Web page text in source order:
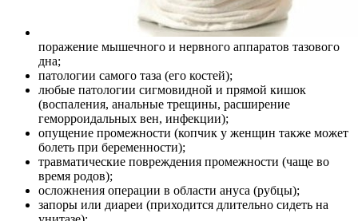
поражение мышечного и нервного аппаратов тазового
дна;
патологии самого таза (его костей);
любые патологии сигмовидной и прямой кишок
(воспаления, анальные трещины, расширение
геморроидальных вен, инфекции);
опущение промежности (копчик у женщин также может
болеть при беременности);
травматические повреждения промежности (чаще во
время родов);
осложнения операции в области ануса (рубцы);
запоры или диареи (приходится длительно сидеть на